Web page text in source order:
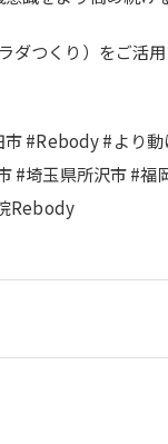
ダつくり）をご活
#Rebody #より
#埼玉県所沢市 #
Rebody